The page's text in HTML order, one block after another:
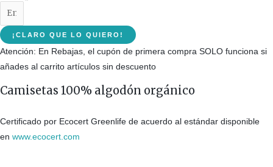
¡CLARO QUE LO QUIERO!
Atención: En Rebajas, el cupón de primera compra SOLO funciona si
añades al carrito artículos sin descuento
Camisetas 100% algodón orgánico
Certificado por Ecocert Greenlife de acuerdo al estándar disponible
en www.ecocert.com